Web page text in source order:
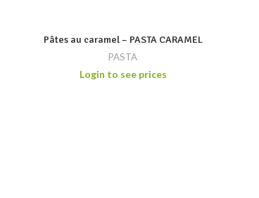
Pâtes au caramel – PASTA CARAMEL
PASTA
Login to see prices